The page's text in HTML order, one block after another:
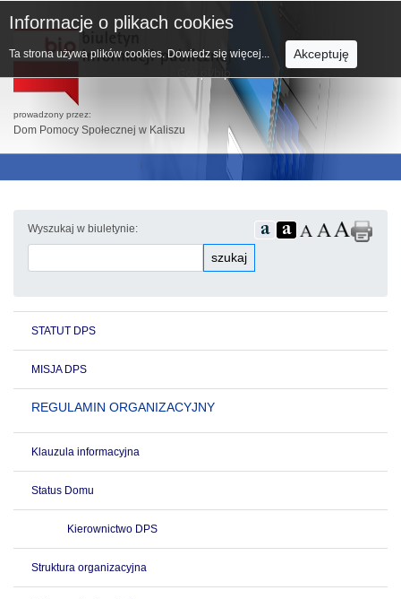
prowadzony przez:
Dom Pomocy Społecznej w Kaliszu
Wyszukaj w biuletynie:
szukaj
STATUT DPS
MISJA DPS
REGULAMIN ORGANIZACYJNY
Klauzula informacyjna
Status Domu
Kierownictwo DPS
Struktura organizacyjna
Informacje o plikach cookies
Ta strona używa plików cookies. Dowiedz się więcej... Akceptuję